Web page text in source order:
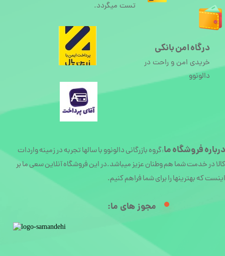
دربارهفروشگاه ما:گروه بازرگانی دالونوو با سالها تجربه در زمینه واردات
کالا در خدمت شما هم وطنان عزیز میباشد.در این فروشگاه آنلاین سعی ما بر
اینست که بهترینها را برای شما فراهم کنیم.
درگاه امن بانکی
خریدی امن و راحت در
دالونوو
تست میگردد.
مجوز های ما:​